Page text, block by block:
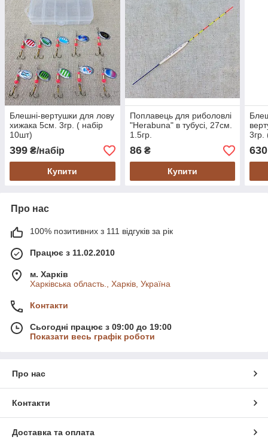
Блешні-вертушки для лову
хижака 5см. 3гр. ( набір
10шт)
399 ₴/набір
Купити
Поплавець для риболовлі
"Herabuna" в тубусі, 27см.
1.5гр.
86₴
Купити
3гр.
630
Про нас
100% позитивних з 111 відгуків за рік
Працює з 11.02.2010
м. Харків
Харківська область., Харків, Україна
Контакти
Сьогодні працює з 09:00 до 19:00
Показати весь графік роботи
Про нас
Контакти
Доставка та оплата